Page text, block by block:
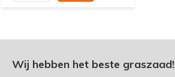
Wij hebben het beste graszaad!